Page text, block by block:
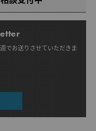
でお送りさせていただきま